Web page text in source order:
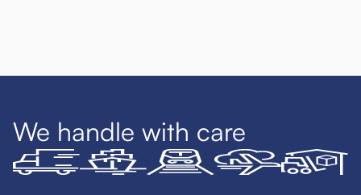
We handle with care